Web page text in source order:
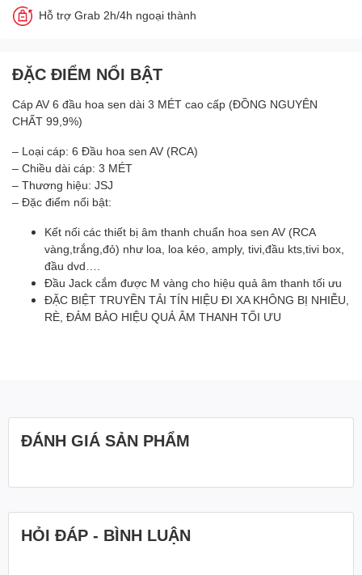
Hỗ trợ Grab 2h/4h ngoại thành
ĐẶC ĐIỂM NỔI BẬT
Cáp AV 6 đầu hoa sen dài 3 MÉT cao cấp (ĐỒNG NGUYÊN
CHẤT 99,9%)
– Loại cáp: 6 Đầu hoa sen AV (RCA)
– Chiều dài cáp: 3 MÉT
– Thương hiệu: JSJ
– Đặc điểm nổi bật:
Kết nối các thiết bị âm thanh chuẩn hoa sen AV (RCA
vàng,trắng,đỏ) như loa, loa kéo, amply, tivi,đầu kts,tivi box,
đầu dvd….
Đầu Jack cắm được M vàng cho hiệu quả âm thanh tối ưu
ĐẶC BIỆT TRUYỀN TẢI TÍN HIỆU ĐI XA KHÔNG BỊ NHIỄU,
RÈ, ĐẢM BẢO HIỆU QUẢ ÂM THANH TỐI ƯU
ĐÁNH GIÁ SẢN PHẨM
HỎI ĐÁP - BÌNH LUẬN